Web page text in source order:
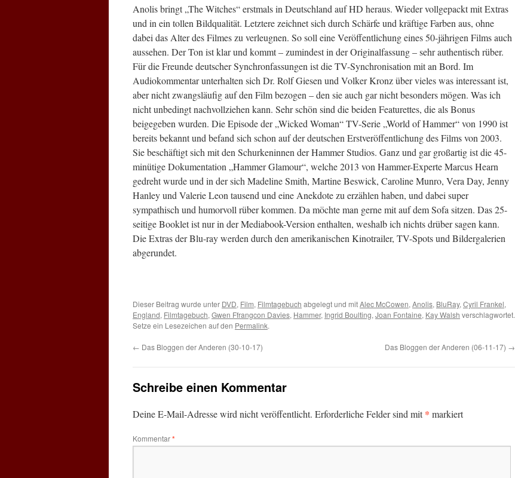
Anolis bringt „The Witches“ erstmals in Deutschland auf HD heraus. Wieder vollgepackt mit Extras
und in ein tollen Bildqualität. Letztere zeichnet sich durch Schärfe und kräftige Farben aus, ohne
dabei das Alter des Filmes zu verleugnen. So soll eine Veröffentlichung eines 50-jährigen Films auch
aussehen. Der Ton ist klar und kommt – zumindest in der Originalfassung – sehr authentisch rüber.
Für die Freunde deutscher Synchronfassungen ist die TV-Synchronisation mit an Bord. Im
Audiokommentar unterhalten sich Dr. Rolf Giesen und Volker Kronz über vieles was interessant ist,
aber nicht zwangsläufig auf den Film bezogen – den sie auch gar nicht besonders mögen. Was ich
nicht unbedingt nachvollziehen kann. Sehr schön sind die beiden Featurettes, die als Bonus
beigegeben wurden. Die Episode der „Wicked Woman“ TV-Serie „World of Hammer“ von 1990 ist
bereits bekannt und befand sich schon auf der deutschen Erstveröffentlichung des Films von 2003.
Sie beschäftigt sich mit den Schurkeninnen der Hammer Studios. Ganz und gar großartig ist die 45-
minütige Dokumentation „Hammer Glamour“, welche 2013 von Hammer-Experte Marcus Hearn
gedreht wurde und in der sich Madeline Smith, Martine Beswick, Caroline Munro, Vera Day, Jenny
Hanley und Valerie Leon tausend und eine Anekdote zu erzählen haben, und dabei super
sympathisch und humorvoll rüber kommen. Da möchte man gerne mit auf dem Sofa sitzen. Das 25-
seitige Booklet ist nur in der Mediabook-Version enthalten, weshalb ich nichts drüber sagen kann.
Die Extras der Blu-ray werden durch den amerikanischen Kinotrailer, TV-Spots und Bildergalerien
abgerundet.
Dieser Beitrag wurde unter DVD, Film, Filmtagebuch abgelegt und mitAlec McCowen, Anolis, BluRay, Cyril Frankel,
England, Filmtagebuch, Gwen Ffrangcon Davies, Hammer, Ingrid Boulting, Joan Fontaine, Kay Walsh verschlagwortet.
Setze ein Lesezeichen auf den Permalink.
← Das Bloggen der Anderen (30-10-17) Das Bloggen der Anderen (06-11-17) →
Schreibe einen Kommentar
Deine E-Mail-Adresse wird nicht veröffentlicht. Erforderliche Felder sind mit* markiert
Kommentar*